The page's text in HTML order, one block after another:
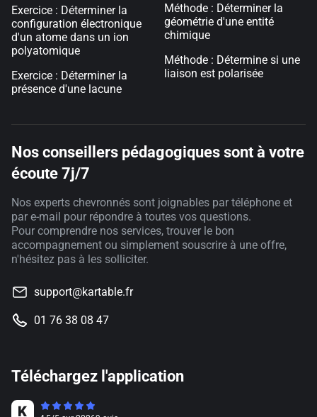
Exercice : Déterminer la
configuration électronique
d'un atome dans un ion
polyatomique
Exercice : Déterminer la
présence d'une lacune
Méthode : Déterminer la
géométrie d'une entité
chimique
Méthode : Détermine si une
liaison est polarisée
Nos conseillers pédagogiques sont à votre
écoute 7j/7
Nos experts chevronnés sont joignables par téléphone et
par e-mail pour répondre à toutes vos questions.
Pour comprendre nos services, trouver le bon
accompagnement ou simplement souscrire à une offre,
n'hésitez pas à les solliciter.
support@kartable.fr
01 76 38 08 47
Téléchargez l'application